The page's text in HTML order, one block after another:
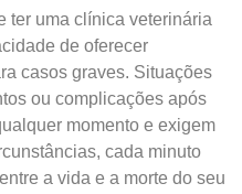
ter uma clínica veterinária
de oferecer
casos graves. Situações
ou complicações após
momento e exigem
cada minuto
a vida e a morte do seu